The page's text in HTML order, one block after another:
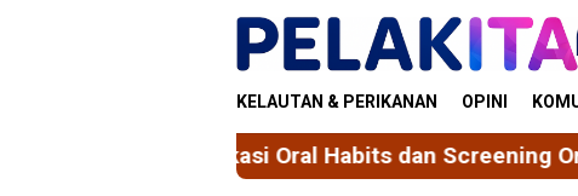
Skip
KELAUTAN & PERIKANAN OPINI
Oral Habits dan Screening Oral Bad Habits bagi